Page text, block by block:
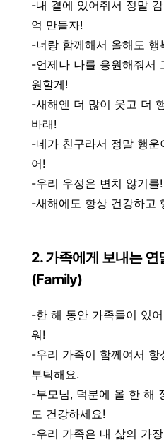
-내 곁에 있어줘서 정말
억 만들자!
-너랑 함께해서 올해도 행
-언제나 나를 응원해줘서
원할게!
-새해엔 더 많이 웃고 더
바래!
-네가 친구라서 정말 행운
어!
-우리 우정은 변치 않기를
-새해에도 항상 건강하고
2. 가족에게 보내는 연
(Family)
-한 해 동안 가족들이 있
워!
-우리 가족이 함께여서
부탁해요.
-부모님, 덕분에 올 한 해
도 건강하세요!
-우리 가족은 내 삶의 가